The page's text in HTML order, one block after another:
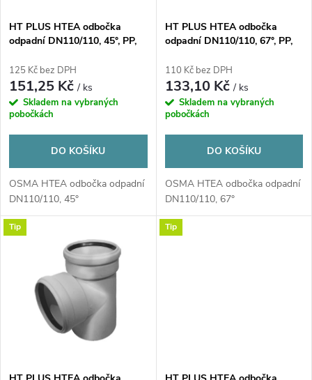
p
r
o
d
u
k
t
s
p
r
o
d
u
k
HT PLUS HTEA odbočka
odpadní DN110/110, 45°, PP,
125 Kč bez DPH
151,25 Kč/ ks
Skladem na vybraných
pobočkách
DO KOŠÍKU
OSMA HTEA odbočka odpadní
DN110/110, 45°
HT PLUS HTEA odbočka
odpadní DN110/110, 67°, PP,
110 Kč bez DPH
133,10 Kč/ ks
Skladem na vybraných
pobočkách
DO KOŠÍKU
OSMA HTEA odbočka odpadní
DN110/110, 67°
Tip Tip